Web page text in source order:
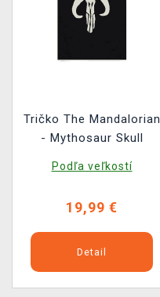
Tričko The Mandalorian
- Mythosaur Skull
Podľa veľkostí
19,99 €
Detail